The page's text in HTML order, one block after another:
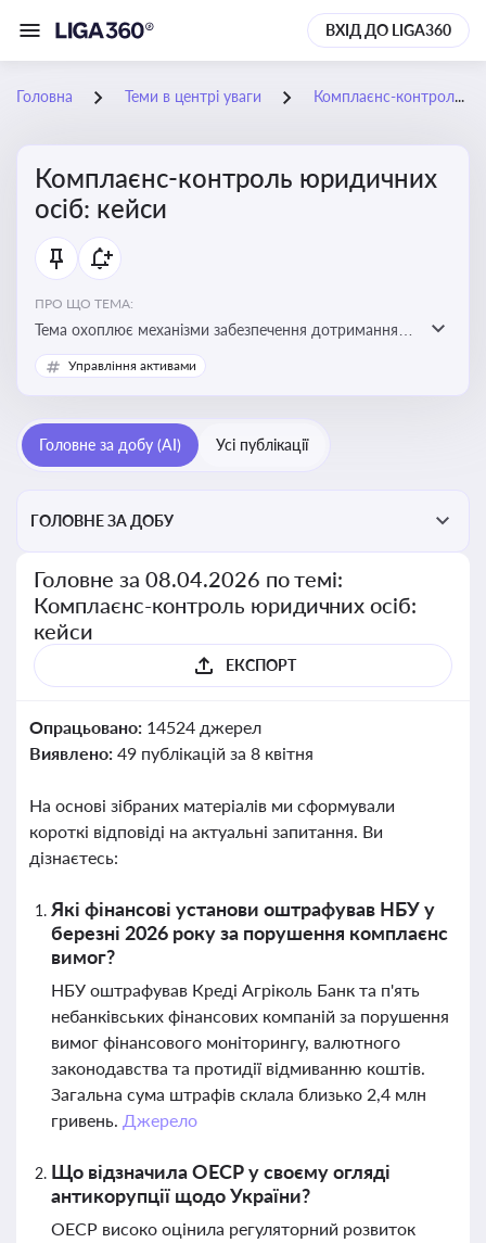
ВХІД ДО LIGA360
Головна Теми в центрі уваги Комплаєнс-контроль юридичних осіб: кейси
Комплаєнс-контроль юридичних
осіб: кейси
ПРО ЩО ТЕМА:
Тема охоплює механізми забезпечення дотримання
законодавства юридичними особами, запобігання
ризикам та підвищення прозорості діяльності
Управління активами
Головне за добу (AI) Усі публікації
ГОЛОВНЕ ЗА ДОБУ
Головне за 08.04.2026 по темі:
Комплаєнс-контроль юридичних осіб:
кейси
ЕКСПОРТ
Опрацьовано: 14524 джерел
Виявлено: 49 публікацій за 8 квітня
На основі зібраних матеріалів ми сформували
короткі відповіді на актуальні запитання. Ви
дізнаєтесь:
Які фінансові установи оштрафував НБУ у
березні 2026 року за порушення комплаєнс
вимог?
НБУ оштрафував Креді Агріколь Банк та п'ять
небанківських фінансових компаній за порушення
вимог фінансового моніторингу, валютного
законодавства та протидії відмиванню коштів.
Загальна сума штрафів склала близько 2,4 млн
гривень. Джерело
Що відзначила ОЕСР у своєму огляді
антикорупції щодо України?
ОЕСР високо оцінила регуляторний розвиток